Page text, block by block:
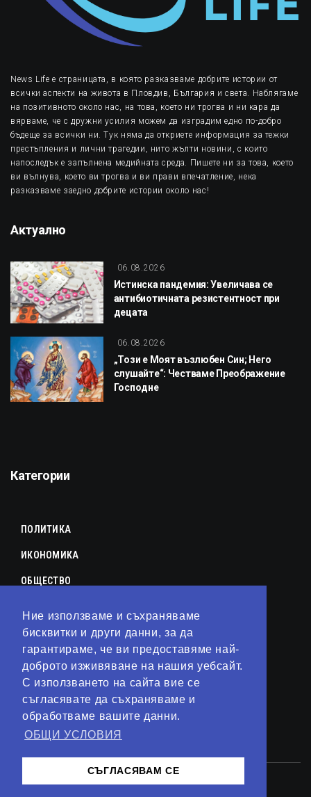
Ние използваме и съхраняваме
бисквитки и други данни, за да
гарантираме, че ви предоставяме най-
доброто изживяване на нашия уебсайт.
С използването на сайта вие се
съгласявате да съхраняваме и
обработваме вашите данни.
ОБЩИ УСЛОВИЯ
СЪГЛАСЯВАМ СЕ
News Life е страницата, в която разказваме добрите истории от
всички аспекти на живота в Пловдив, България и света. Наблягаме
на позитивното около нас, на това, което ни трогва и ни кара да
вярваме, че с дружни усилия можем да изградим едно по-добро
бъдеще за всички ни. Тук няма да откриете информация за тежки
престъпления и лични трагедии, нито жълти новини, с които
напоследък е запълнена медийната среда. Пишете ни за това, което
ви вълнува, което ви трогва и ви прави впечатление, нека
разказваме заедно добрите истории около нас!
Актуално
06.08.2026
Истинска пандемия: Увеличава се
антибиотичната резистентност при
децата
06.08.2026
„Този е Моят възлюбен Син; Него
слушайте“: Честваме Преображение
Господне
Категории
ПОЛИТИКА
ИКОНОМИКА
ОБЩЕСТВО
КУЛТУРА
ЛАЙФСТАЙЛ
ТЕХНОЛОГИИ
АНАЛИЗИ
СВЯТ
© 2023 – Сайт отKirov Invest Group